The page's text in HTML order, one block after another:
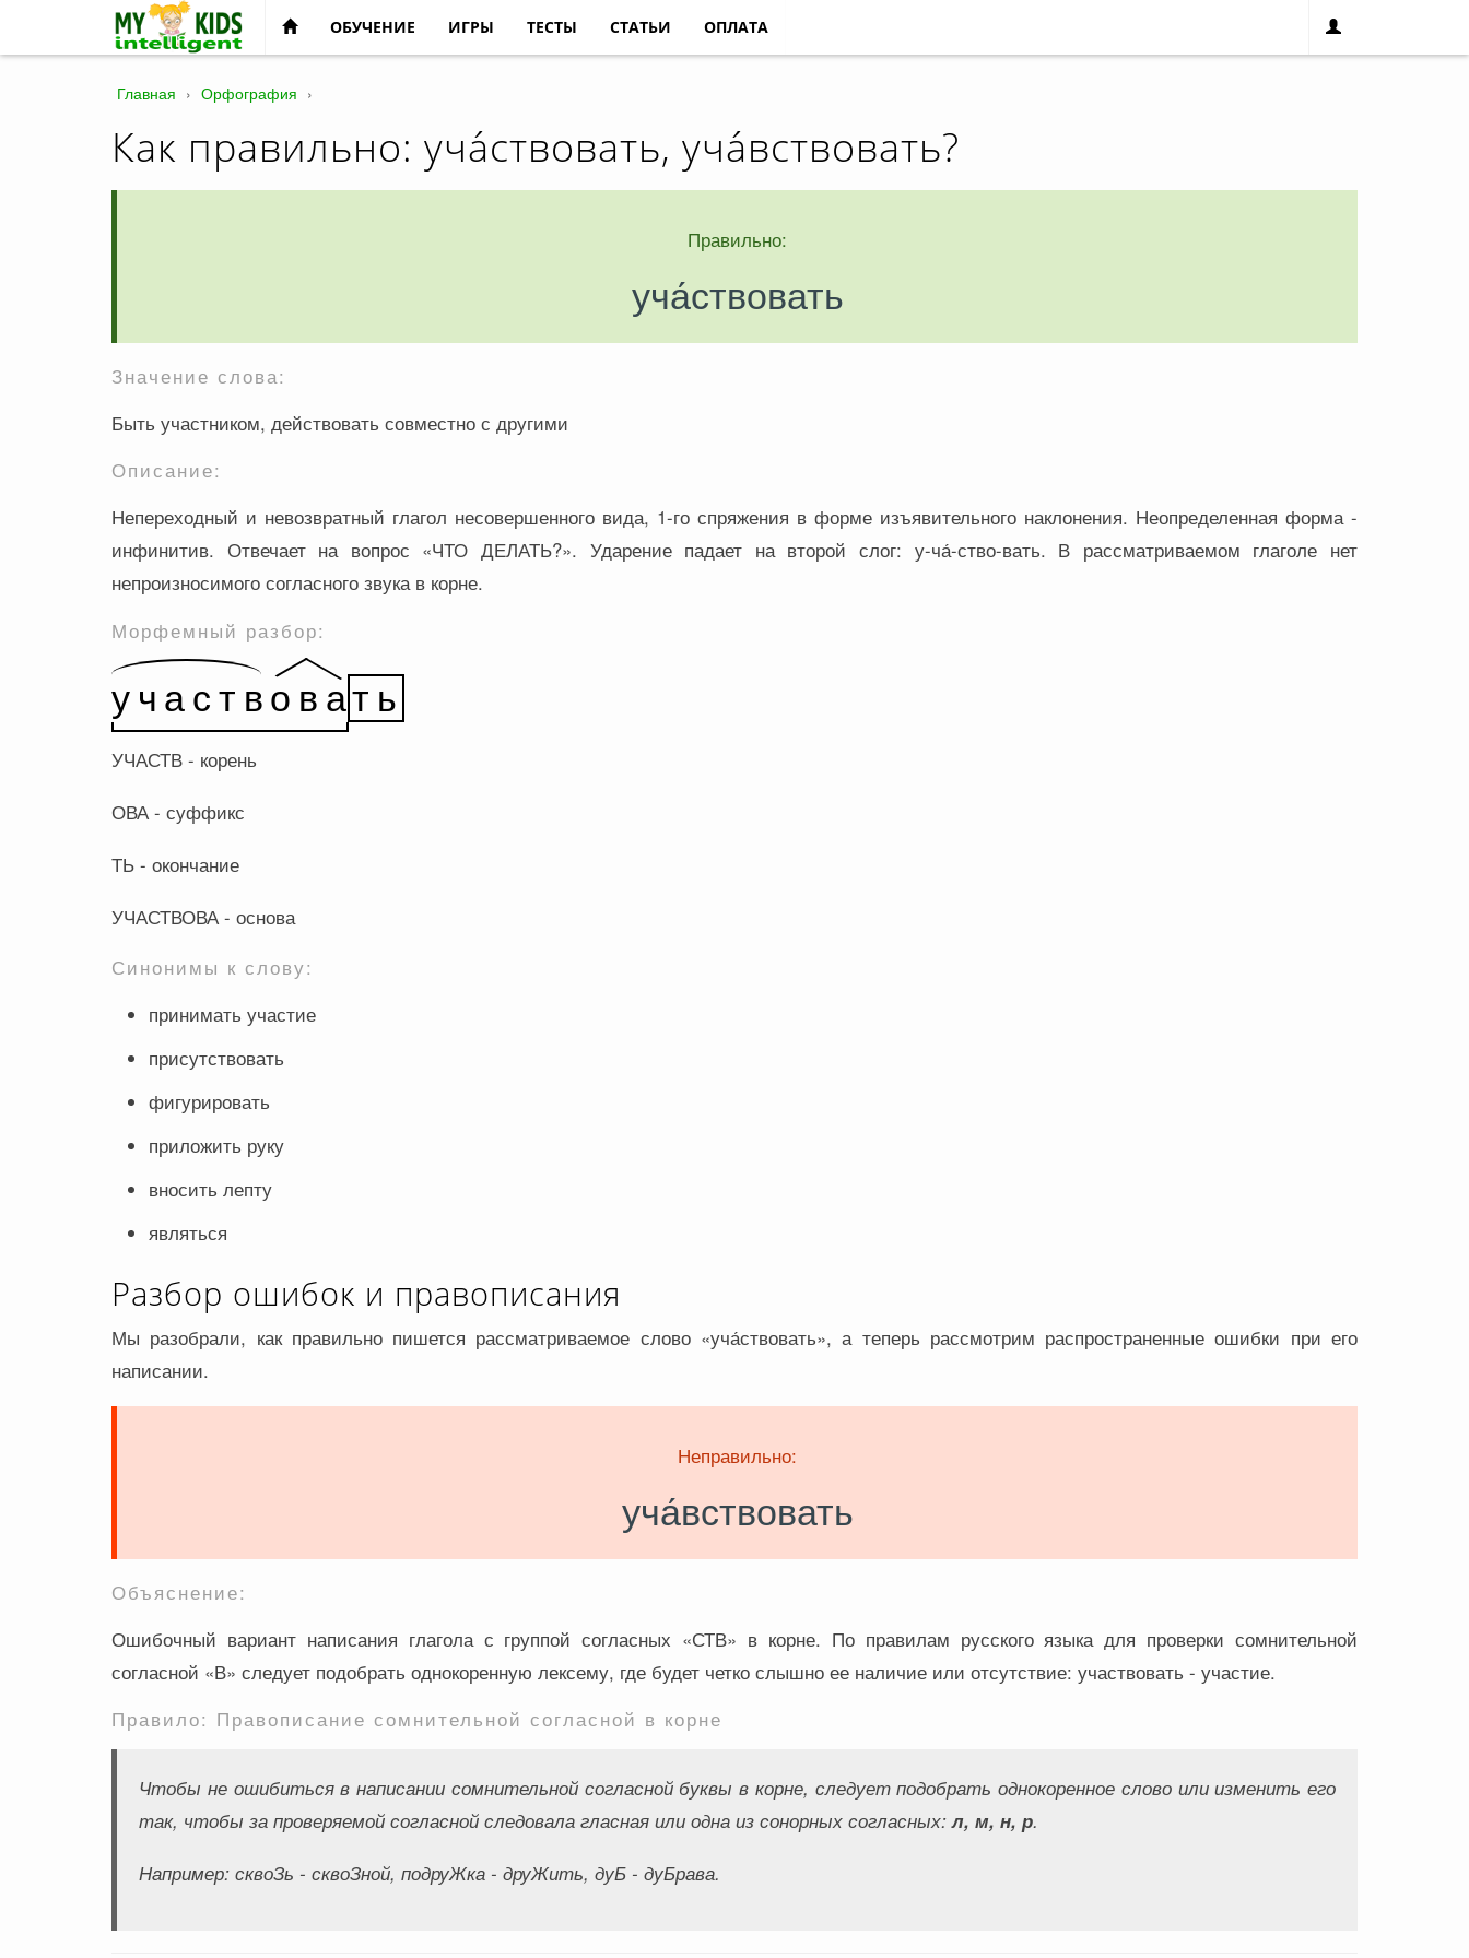
ОБУЧЕНИЕ ИГРЫ ТЕСТЫ СТАТЬИ ОПЛАТА
Главная › Орфография ›
Как правильно: уча́ствовать, уча́вствовать?
Правильно:
уча́ствовать
Значение слова:
Быть участником, действовать совместно с другими
Описание:
Непереходный и невозвратный глагол несовершенного вида, 1-го спряжения в форме изъявительного наклонения. Неопределенная форма -
инфинитив. Отвечает на вопрос «ЧТО ДЕЛАТЬ?». Ударение падает на второй слог: у-ча́-ство-вать. В рассматриваемом глаголе нет
непроизносимого согласного звука в корне.
Морфемный разбор:
УЧАСТВ - корень
ОВА - суффикс
ТЬ - окончание
УЧАСТВОВА - основа
Синонимы к слову:
принимать участие
присутствовать
фигурировать
приложить руку
вносить лепту
являться
Разбор ошибок и правописания
Мы разобрали, как правильно пишется рассматриваемое слово «уча́ствовать», а теперь рассмотрим распространенные ошибки при его
написании.
Неправильно:
уча́вствовать
Объяснение:
Ошибочный вариант написания глагола с группой согласных «СТВ» в корне. По правилам русского языка для проверки сомнительной
согласной «В» следует подобрать однокоренную лексему, где будет четко слышно ее наличие или отсутствие: участвовать - участие.
Правило: Правописание сомнительной согласной в корне
Чтобы не ошибиться в написании сомнительной согласной буквы в корне, следует подобрать однокоренное слово или изменить его
так, чтобы за проверяемой согласной следовала гласная или одна из сонорных согласных:л, м, н, р.
Например: сквоЗь - сквоЗной, подруЖка - друЖить, дуБ - дуБрава.